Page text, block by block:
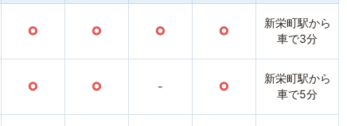
○ ○ ○ ○
新栄町駅から
車で3分
○ ○ - ○
新栄町駅から
車で5分